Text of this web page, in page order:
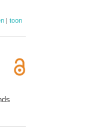
| toon